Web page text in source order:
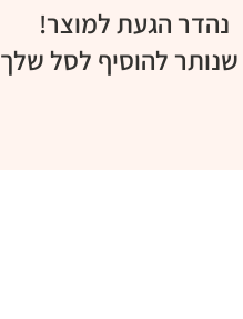
נהדר הגעת למוצר!
להוסיף לסל שלך